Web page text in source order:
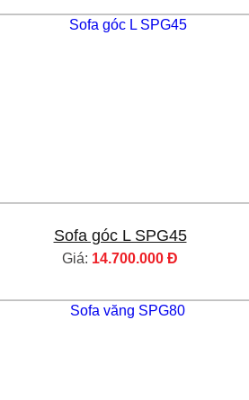
Sofa góc L SPG45
Giá: 14.700.000 Đ